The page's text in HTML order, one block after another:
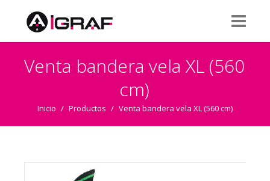
Venta bandera vela XL (560
cm)
Inicio / Productos / Venta bandera vela XL (560 cm)